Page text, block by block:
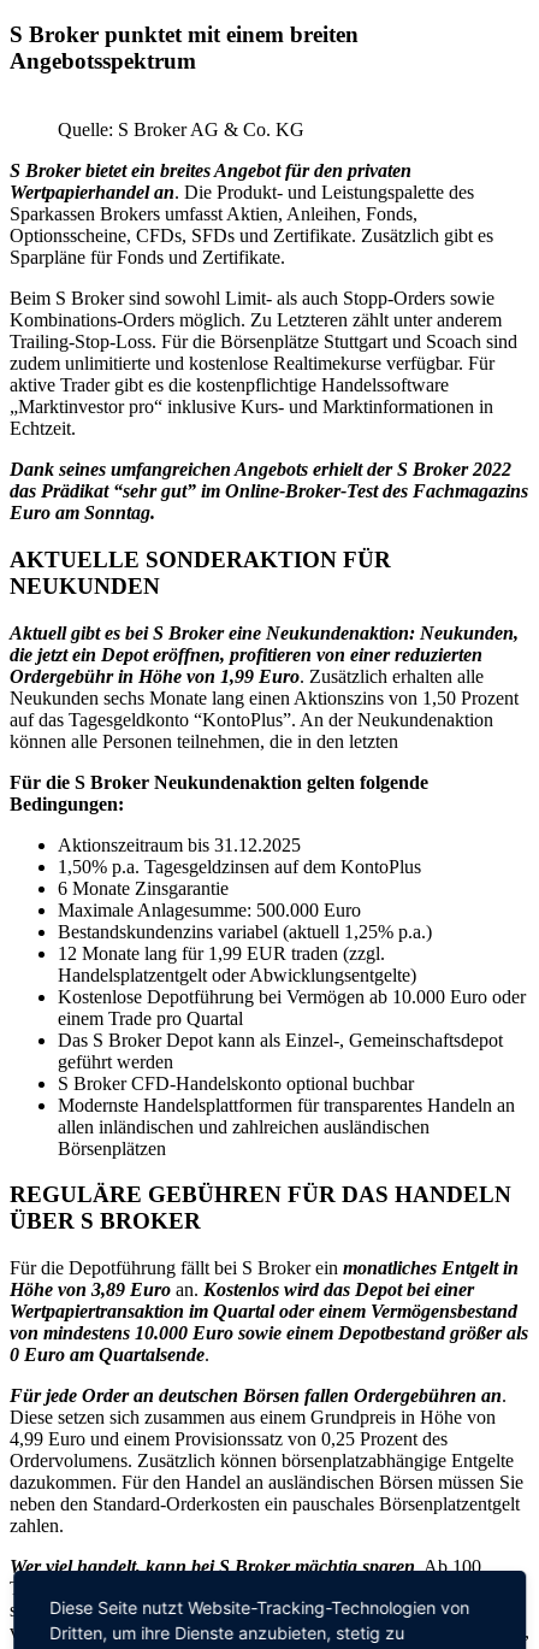
S Broker punktet mit einem breiten
Angebotsspektrum
Quelle: S Broker AG & Co. KG
S Broker bietet ein breites Angebot für den privaten
Wertpapierhandel an. Die Produkt- und Leistungspalette des
Sparkassen Brokers umfasst Aktien, Anleihen, Fonds,
Optionsscheine, CFDs, SFDs und Zertifikate. Zusätzlich gibt es
Sparpläne für Fonds und Zertifikate.
Beim S Broker sind sowohl Limit- als auch Stopp-Orders sowie
Kombinations-Orders möglich. Zu Letzteren zählt unter anderem
Trailing-Stop-Loss. Für die Börsenplätze Stuttgart und Scoach sind
zudem unlimitierte und kostenlose Realtimekurse verfügbar. Für
aktive Trader gibt es die kostenpflichtige Handelssoftware
„Marktinvestor pro“ inklusive Kurs- und Marktinformationen in
Echtzeit.
Dank seines umfangreichen Angebots erhielt der S Broker 2022
das Prädikat “sehr gut” im Online-Broker-Test des Fachmagazins
Euro am Sonntag.
AKTUELLE SONDERAKTION FÜR
NEUKUNDEN
Aktuell gibt es bei S Broker eine Neukundenaktion: Neukunden,
die jetzt ein Depot eröffnen, profitieren von einer reduzierten
Ordergebühr in Höhe von 1,99 Euro. Zusätzlich erhalten alle
Neukunden sechs Monate lang einen Aktionszins von 1,50 Prozent
auf das Tagesgeldkonto “KontoPlus”. An der Neukundenaktion
können alle Personen teilnehmen, die in den letzten
Für die S Broker Neukundenaktion gelten folgende
Bedingungen:
Aktionszeitraum bis 31.12.2025
1,50% p.a. Tagesgeldzinsen auf dem KontoPlus
6 Monate Zinsgarantie
Maximale Anlagesumme: 500.000 Euro
Bestandskundenzins variabel (aktuell 1,25% p.a.)
12 Monate lang für 1,99 EUR traden (zzgl.
Handelsplatzentgelt oder Abwicklungsentgelte)
Kostenlose Depotführung bei Vermögen ab 10.000 Euro oder
einem Trade pro Quartal
Das S Broker Depot kann als Einzel-, Gemeinschaftsdepot
geführt werden
S Broker CFD-Handelskonto optional buchbar
Modernste Handelsplattformen für transparentes Handeln an
allen inländischen und zahlreichen ausländischen
Börsenplätzen
REGULÄRE GEBÜHREN FÜR DAS HANDELN
ÜBER S BROKER
Für die Depotführung fällt bei S Broker ein monatliches Entgelt in
Höhe von 3,89 Euro an. Kostenlos wird das Depot bei einer
Wertpapiertransaktion im Quartal oder einem Vermögensbestand
von mindestens 10.000 Euro sowie einem Depotbestand größer als
0 Euro am Quartalsende.
Für jede Order an deutschen Börsen fallen Ordergebühren an.
Diese setzen sich zusammen aus einem Grundpreis in Höhe von
4,99 Euro und einem Provisionssatz von 0,25 Prozent des
Ordervolumens. Zusätzlich können börsenplatzabhängige Entgelte
dazukommen. Für den Handel an ausländischen Börsen müssen Sie
neben den Standard-Orderkosten ein pauschales Börsenplatzentgelt
zahlen.
Wer viel handelt, kann bei S Broker mächtig sparen. Ab 100
Transaktionen pro Jahr gibt es einen Rabatt auf die Orderprovision
sowie Exklusivangebote. Wer 700.000 Anlage- und Hebelprodukte
von fünf Premiumpartnern ab einem Volumen von 1.000 Euro kauft,
Diese Seite nutzt Website-Tracking-Technologien von
Dritten, um ihre Dienste anzubieten, stetig zu